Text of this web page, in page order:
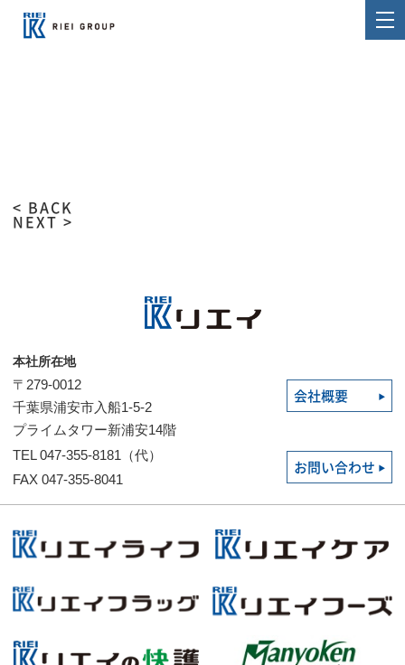
< BACK
NEXT >
本社所在地
〒279-0012
千葉県浦安市入船1-5-2
プライムタワー新浦安14階
会社概要
TEL 047-355-8181（代）
FAX 047-355-8041
お問い合わせ